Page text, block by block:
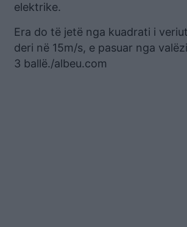
elektrike.
Era do të jetë nga kuadrati i
deri në 15m/s, e pasuar nga
3 ballë./albeu.com